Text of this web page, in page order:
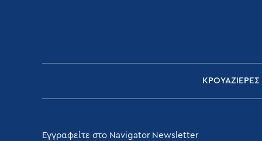
ΚΡΟΥΑΖΙΕΡΕΣ
Εγγραφείτε στο Navigator Newsletter